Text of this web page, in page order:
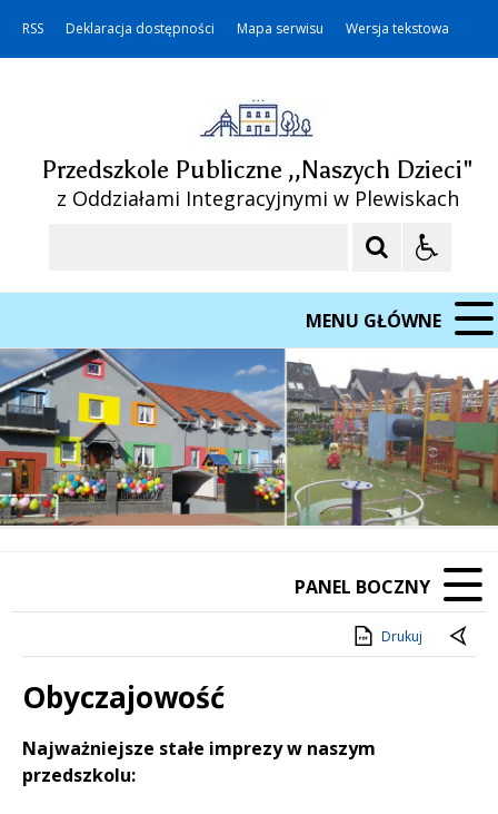
RSS Deklaracja dostępności Mapa serwisu Wersja tekstowa
Przedszkole Publiczne ,,Naszych Dzieci"
z Oddziałami Integracyjnymi w Plewiskach
MENU GŁÓWNE
PANEL BOCZNY
Drukuj
Obyczajowość
Treść
Najważniejsze stałe imprezy w naszym
przedszkolu: